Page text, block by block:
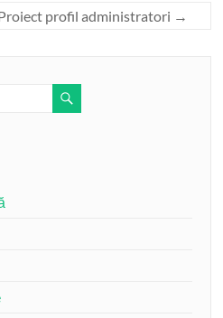
profil administratori →